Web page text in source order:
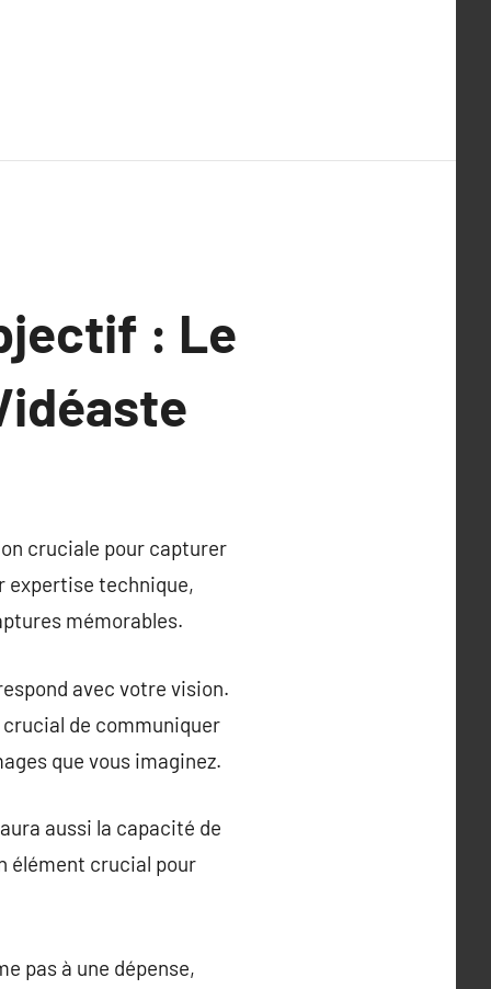
: Le
cruciale pour capturer
expertise technique,
mémorables.
avec votre vision.
de communiquer
que vous imaginez.
aussi la capacité de
élément crucial pour
pas à une dépense,